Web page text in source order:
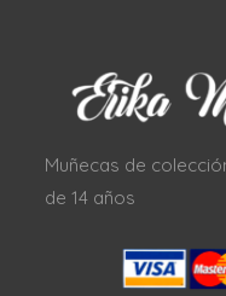
Muñecas de
de 14 años